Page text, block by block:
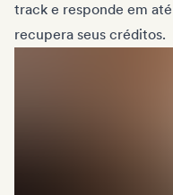
track e responde em
recupera seus créditos.